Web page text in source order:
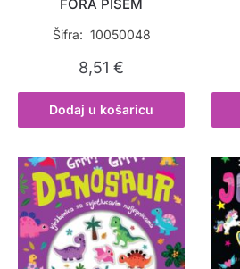
FORA PIŠEM
Šifra: 10050048
8,51€
Dodaj u košaricu